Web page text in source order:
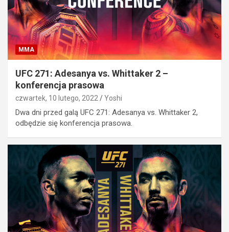
MMA
UFC 271: Adesanya vs. Whittaker 2 –
konferencja prasowa
czwartek, 10 lutego, 2022 Yoshi
Dwa dni przed galą UFC 271: Adesanya vs. Whittaker 2,
odbędzie się konferencja prasowa.